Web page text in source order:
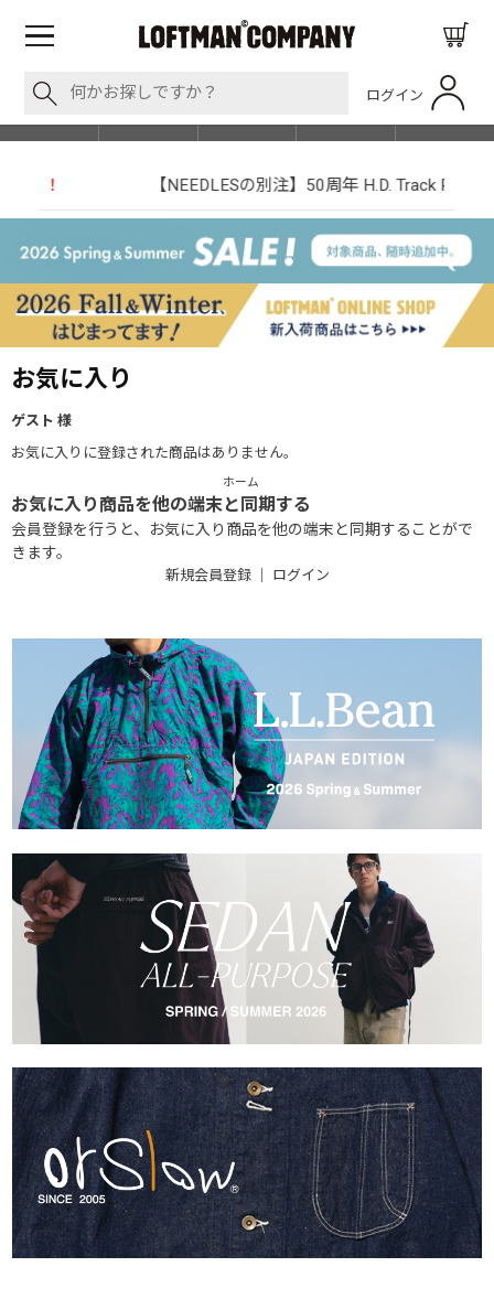
ログイン
SHOP LIST
【NEEDLESの別注】50周年 H.D. Track Pant
お気に入り
ゲスト 様
お気に入りに登録された商品はありません。
ホーム
お気に入り商品を他の端末と同期する
会員登録を行うと、お気に入り商品を他の端末と同期することがで
きます。
新規会員登録｜ ログイン